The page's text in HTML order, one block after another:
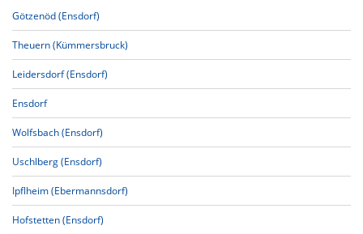
Götzenöd (Ensdorf)
Theuern (Kümmersbruck)
Leidersdorf (Ensdorf)
Ensdorf
Wolfsbach (Ensdorf)
Uschlberg (Ensdorf)
Ipflheim (Ebermannsdorf)
Hofstetten (Ensdorf)